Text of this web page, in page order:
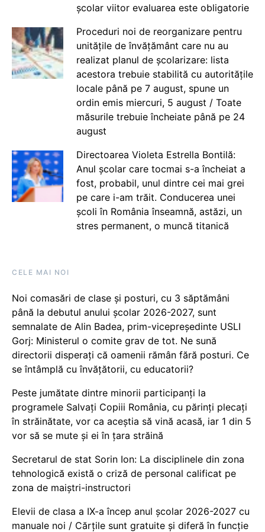
școlar viitor evaluarea este obligatorie
Proceduri noi de reorganizare pentru
unitățile de învățământ care nu au
realizat planul de școlarizare: lista
acestora trebuie stabilită cu autoritățile
locale până pe 7 august, spune un
ordin emis miercuri, 5 august / Toate
măsurile trebuie încheiate până pe 24
august
Directoarea Violeta Estrella Bontilă:
Anul școlar care tocmai s-a încheiat a
fost, probabil, unul dintre cei mai grei
pe care i-am trăit. Conducerea unei
școli în România înseamnă, astăzi, un
stres permanent, o muncă titanică
CELE MAI NOI
Noi comasări de clase și posturi, cu 3 săptămâni
până la debutul anului școlar 2026-2027, sunt
semnalate de Alin Badea, prim-vicepreședinte USLI
Gorj: Ministerul o comite grav de tot. Ne sună
directorii disperați că oamenii rămân fără posturi. Ce
se întâmplă cu învățătorii, cu educatorii?
Peste jumătate dintre minorii participanți la
programele Salvați Copiii România, cu părinți plecați
în străinătate, vor ca aceștia să vină acasă, iar 1 din 5
vor să se mute și ei în țara străină
Secretarul de stat Sorin Ion: La disciplinele din zona
tehnologică există o criză de personal calificat pe
zona de maiștri-instructori
Elevii de clasa a IX-a încep anul școlar 2026-2027 cu
manuale noi / Cărțile sunt gratuite și diferă în funcție